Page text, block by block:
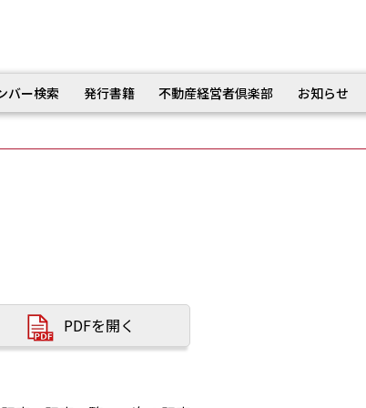
バー検索 発行書籍 不動産経営者倶楽部 お知らせ
PDFを開く